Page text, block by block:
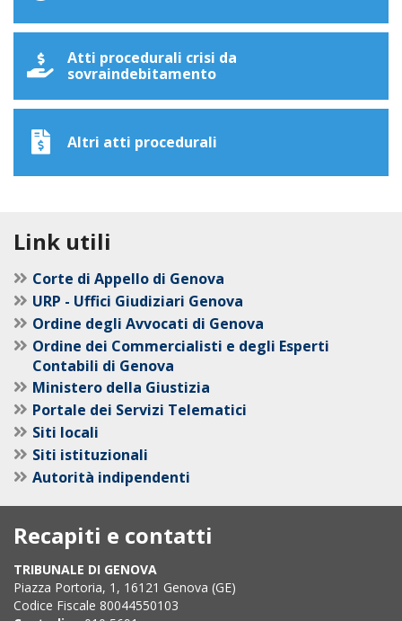
Atti procedurali crisi da
sovraindebitamento
Altri atti procedurali
Link utili
Corte di Appello di Genova
URP - Uffici Giudiziari Genova
Ordine degli Avvocati di Genova
Ordine dei Commercialisti e degli Esperti
Contabili di Genova
Ministero della Giustizia
Portale dei Servizi Telematici
Siti locali
Siti istituzionali
Autorità indipendenti
Recapiti e contatti
TRIBUNALE DI GENOVA
Piazza Portoria, 1, 16121 Genova (GE)
Codice Fiscale 80044550103